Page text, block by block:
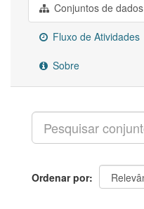
Conjuntos de dados
Fluxo de Atividades
Sobre
Ordenar por